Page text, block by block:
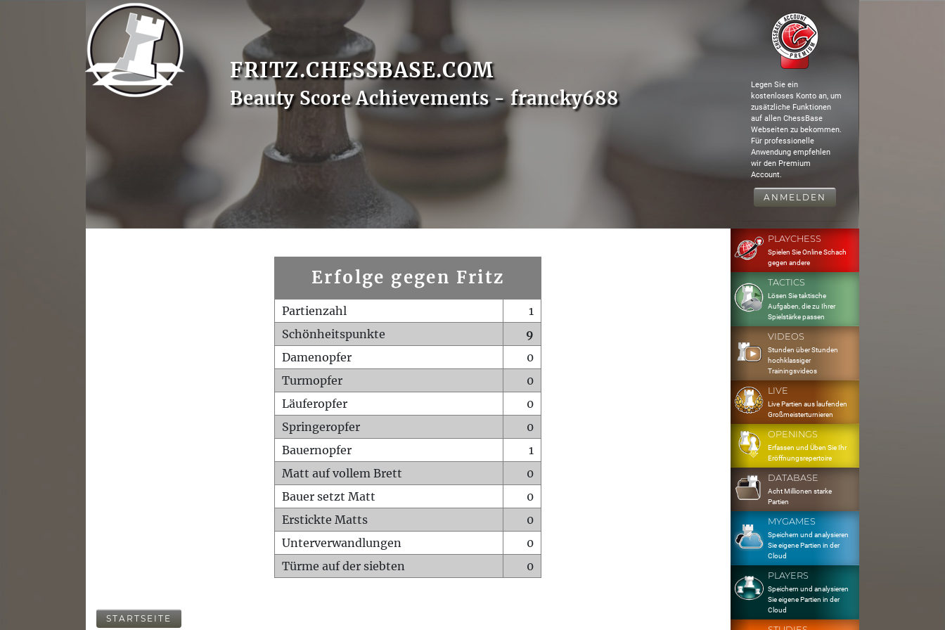
FRITZ.CHESSBASE.COM
Beauty Score Achievements - francky688
Legen Sie ein
kostenloses Konto an, um
zusätzliche Funktionen
auf allen ChessBase
Webseiten zu bekommen.
Für professionelle
Anwendung empfehlen
wir den Premium
Account.
ANMELDEN
Erfolge gegen Fritz
Partienzahl
1
Schönheitspunkte
9
Damenopfer
0
Turmopfer
0
Läuferopfer
0
Springeropfer
0
Bauernopfer
1
Matt auf vollem Brett
0
Bauer setzt Matt
0
Erstickte Matts
0
Unterverwandlungen
0
Türme auf der siebten
0
STARTSEITE
PLAYCHESS
Spielen Sie Online Schach
gegen andere
TACTICS
Lösen Sie taktische
Aufgaben, die zu Ihrer
Spielstärke passen
VIDEOS
Stunden über Stunden
hochklassiger
Trainingsvideos
LIVE
Live Partien aus laufenden
Großmeisterturnieren
OPENINGS
Erfassen und Üben Sie Ihr
Eröffnungsrepertoire
DATABASE
Acht Millionen starke
Partien
MYGAMES
Speichern und analysieren
Sie eigene Partien in der
Cloud
PLAYERS
Speichern und analysieren
Sie eigene Partien in der
Cloud